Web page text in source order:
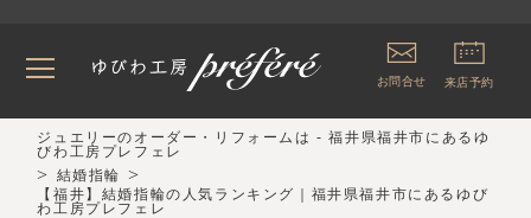
お問合せ 来店予約
ジュエリーのオーダー・リフォームは - 福井県福井市にあるゆ
びわ工房プレフェレ
> 結婚指輪 >
【福井】結婚指輪の人気ランキング｜福井県福井市にあるゆび
わ工房プレフェレ